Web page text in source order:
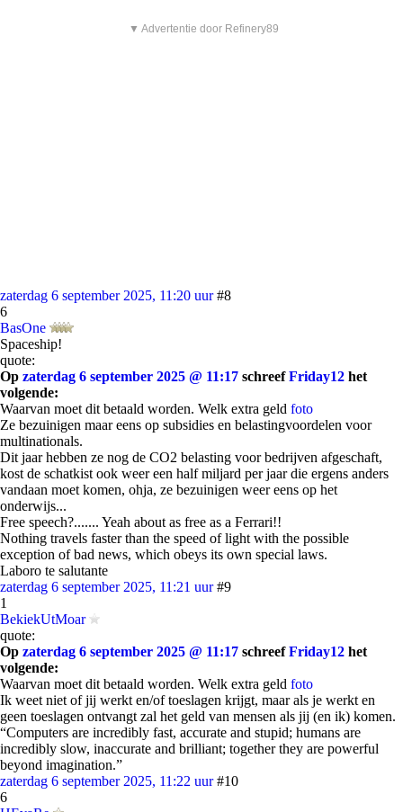
▼ Advertentie door Refinery89
zaterdag 6 september 2025, 11:20 uur #8
6
BasOne
Spaceship!
quote:
Op zaterdag 6 september 2025 @ 11:17 schreefFriday12 het
volgende:
Waarvan moet dit betaald worden. Welk extra geld foto
Ze bezuinigen maar eens op subsidies en belastingvoordelen voor
multinationals.
Dit jaar hebben ze nog de CO2 belasting voor bedrijven afgeschaft,
kost de schatkist ook weer een half miljard per jaar die ergens anders
vandaan moet komen, ohja, ze bezuinigen weer eens op het
onderwijs...
Free speech?....... Yeah about as free as a Ferrari!!
Nothing travels faster than the speed of light with the possible
exception of bad news, which obeys its own special laws.
Laboro te salutante
zaterdag 6 september 2025, 11:21 uur #9
1
BekiekUtMoar
quote:
Op zaterdag 6 september 2025 @ 11:17 schreefFriday12 het
volgende:
Waarvan moet dit betaald worden. Welk extra geld foto
Ik weet niet of jij werkt en/of toeslagen krijgt, maar als je werkt en
geen toeslagen ontvangt zal het geld van mensen als jij (en ik) komen.
“Computers are incredibly fast, accurate and stupid; humans are
incredibly slow, inaccurate and brilliant; together they are powerful
beyond imagination.”
zaterdag 6 september 2025, 11:22 uur #10
6